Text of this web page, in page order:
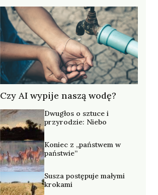
Czy AI wypije naszą wodę?
Dwugłos o sztuce i
przyrodzie: Niebo
Koniec z „państwem w
państwie”
Susza postępuje małymi
krokami